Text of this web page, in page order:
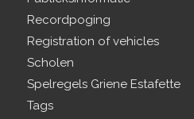
Recordpoging
Registration of vehicles
Scholen
Spelregels Griene Estafette
Tags